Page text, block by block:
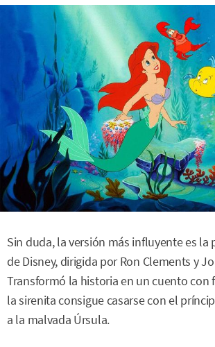
Sin duda, la versión más influyente es la
de Disney, dirigida por Ron Clements y
Transformó la historia en un cuento con
la sirenita consigue casarse con el
a la malvada Úrsula.